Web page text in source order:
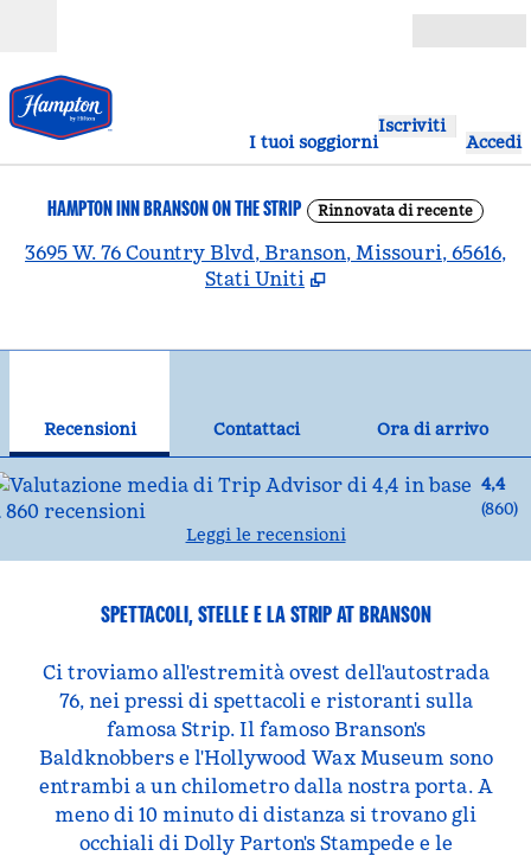
I tuoi soggiorni
Iscriviti
Accedi
HAMPTON INN BRANSON ON THE STRIP Rinnovata di recente
3695 W. 76 Country Blvd, Branson, Missouri, 65616,
Stati Uniti
Recensioni Contattaci
Ora di arrivo
4,4
(860)
Leggi le recensioni
SPETTACOLI, STELLE E LA STRIP AT BRANSON
Ci troviamo all'estremità ovest dell'autostrada
76, nei pressi di spettacoli e ristoranti sulla
famosa Strip. Il famoso Branson's
Baldknobbers e l'Hollywood Wax Museum sono
entrambi a un chilometro dalla nostra porta. A
meno di 10 minuto di distanza si trovano gli
occhiali di Dolly Parton's Stampede e le